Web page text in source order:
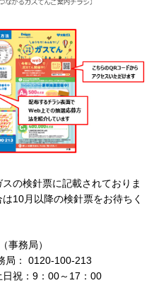
の検針票に記載されておりま
10月以降の検針票をお待ちく
事務局）
局： 0120-100-213
祝：9：00～17：00